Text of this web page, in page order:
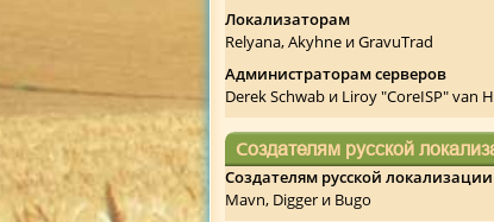
Локализаторам
Relyana, Akyhne и GravuTrad
Администраторам серверов
Derek Schwab и Liroy "CoreISP" van
Создателям русской
Создателям русской локализации
Mavn, Digger и Bugo